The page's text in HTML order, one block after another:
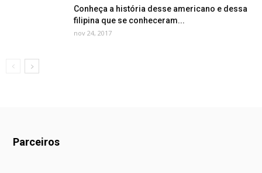
Conheça a história desse americano e dessa
filipina que se conheceram...
nov 24, 2017
Parceiros